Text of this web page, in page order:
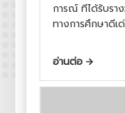
การณ์ ทีไ่ด้รับรา
ทางการศึกษาดีเ
อ่านต่อ